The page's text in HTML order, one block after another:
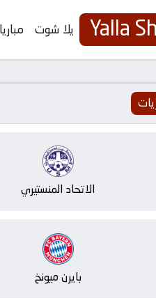
يلا شوت
الاتحاد المنستيري
بايرن ميونخ